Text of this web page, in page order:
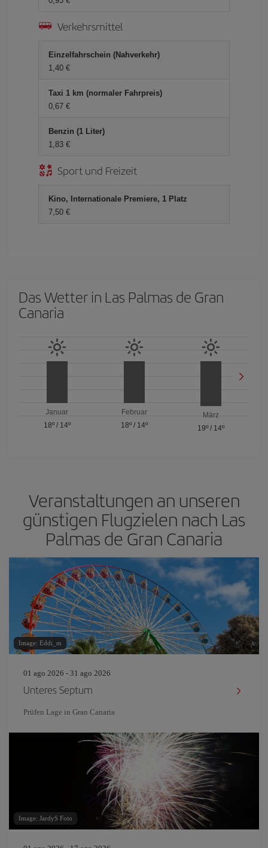
Verkehrsmittel
Einzelfahrschein (Nahverkehr)
1,40 €
Taxi 1 km (normaler Fahrpreis)
0,67 €
Benzin (1 Liter)
1,83 €
Sport und Freizeit
Kino, Internationale Premiere, 1 Platz
7,50 €
Das Wetter in Las Palmas de Gran
Canaria
Januar
18º/ 14º
Februar
18º/ 14º
März
19º / 14º
Veranstaltungen an unseren
günstigen Flugzielen nach Las
Palmas de Gran Canaria
Image: Eddi_m
01 ago 2026 - 31 ago 2026
Unteres Septum
Prüfen Lage in Gran Canaria
Image: JardyS Foto